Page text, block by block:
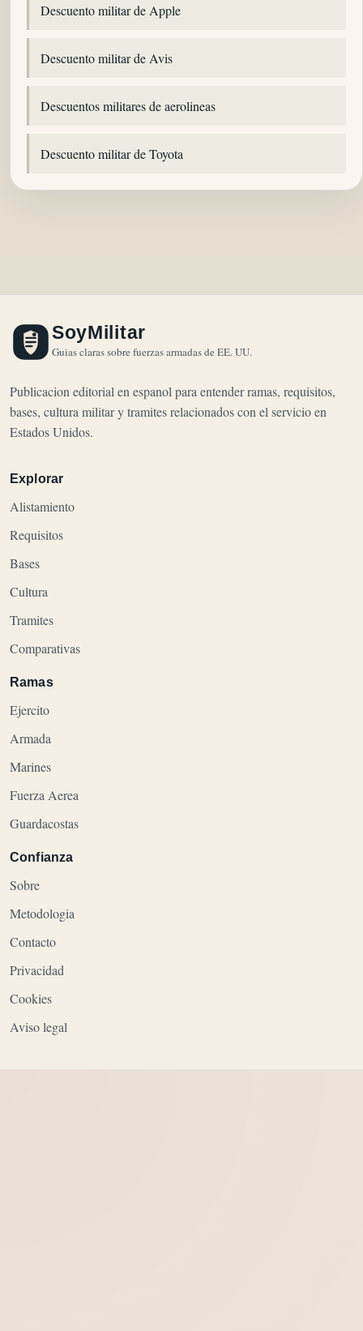
Descuento militar de Apple
Descuento militar de Avis
Descuentos militares de aerolineas
Descuento militar de Toyota
SoyMilitar
Guias claras sobre fuerzas armadas de EE. UU.
Publicacion editorial en espanol para entender ramas, requisitos,
bases, cultura militar y tramites relacionados con el servicio en
Estados Unidos.
Explorar
Alistamiento
Requisitos
Bases
Cultura
Tramites
Comparativas
Ramas
Ejercito
Armada
Marines
Fuerza Aerea
Guardacostas
Confianza
Sobre
Metodologia
Contacto
Privacidad
Cookies
Aviso legal